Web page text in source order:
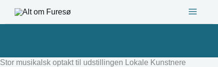
Stor musikalsk optakt til udstillingen Lokale Kunstnere